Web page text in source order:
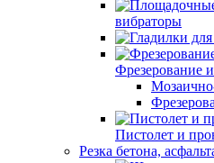
вибраторы
Фрезерование
Пистолет и
Резка бетона,